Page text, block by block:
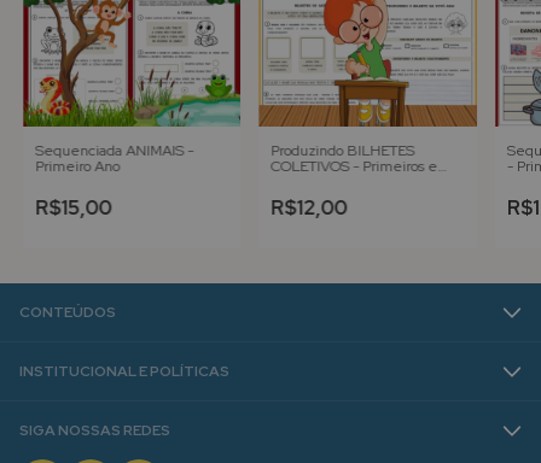
Sequenciada ANIMAIS -
Primeiro Ano
R$15,00
Produzindo BILHETES
COLETIVOS - Primeiros e
R$12,00
-
CONTEÚDOS
INSTITUCIONAL E POLÍTICAS
SIGA NOSSAS REDES